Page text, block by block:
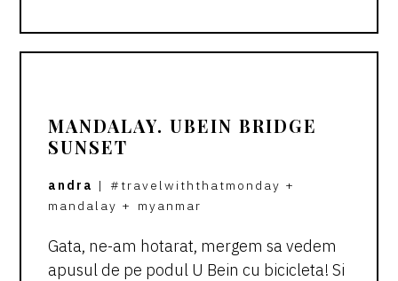
MANDALAY. UBEIN BRIDGE
SUNSET
andra | #travelwiththatmonday +
mandalay + myanmar
Gata, ne-am hotarat, mergem sa vedem
apusul de pe podul U Bein cu bicicleta! Si